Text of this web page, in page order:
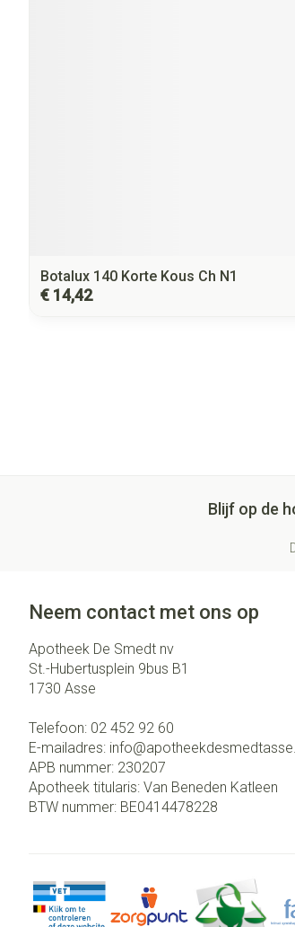
Botalux 140 Korte Kous Ch N1
€ 14,42
Blijf op de
Neem contact met ons op
Apotheek De Smedt nv
St.-Hubertusplein 9bus B1
1730 Asse
Telefoon: 02 452 92 60
E-mailadres: info@
APB nummer: 230207
Apotheek titularis: Van Beneden Katleen
BTW nummer: BE0414478228